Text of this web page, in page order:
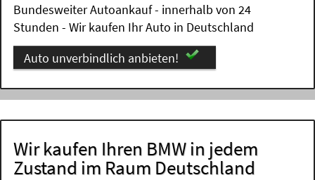
Bundesweiter Autoankauf - innerhalb von 24
Stunden - Wir kaufen Ihr Auto in Deutschland
Auto unverbindlich anbieten!
Wir kaufen Ihren BMW in jedem
Zustand im Raum Deutschland